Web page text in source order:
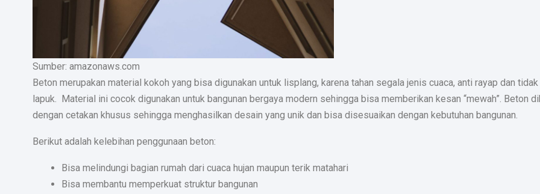
Sumber: amazonaws.com
Beton merupakan material kokoh yang bisa digunakan untuk lisplang, karena tahan segala jenis cuaca, anti rayap dan tidak
lapuk. Material ini cocok digunakan untuk bangunan bergaya modern sehingga bisa memberikan kesan “mewah”. Beton
dengan cetakan khusus sehingga menghasilkan desain yang unik dan bisa disesuaikan dengan kebutuhan bangunan.
Berikut adalah kelebihan penggunaan beton:
Bisa melindungi bagian rumah dari cuaca hujan maupun terik matahari
Bisa membantu memperkuat struktur bangunan